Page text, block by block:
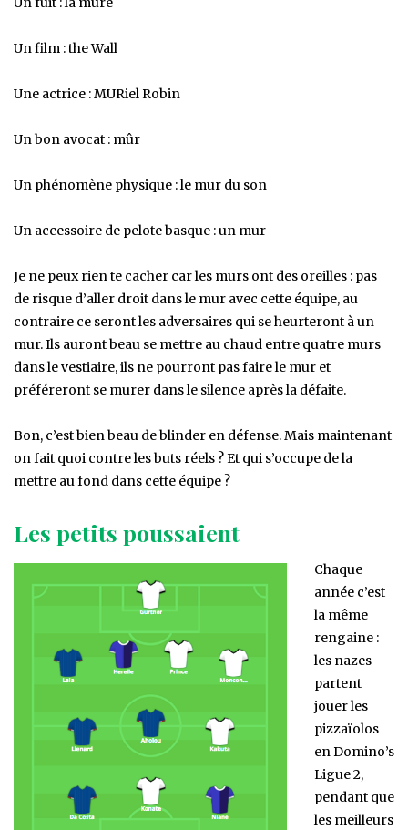
Un film : the Wall
Une actrice : MURiel Robin
Un bon avocat : mûr
Un phénomène physique : le mur du son
Un accessoire de pelote basque : un mur
Je ne peux rien te cacher car les murs ont des oreilles : pas
de risque d’aller droit dans le mur avec cette équipe, au
contraire ce seront les adversaires qui se heurteront à un
mur. Ils auront beau se mettre au chaud entre quatre murs
dans le vestiaire, ils ne pourront pas faire le mur et
préféreront se murer dans le silence après la défaite.
Bon, c’est bien beau de blinder en défense. Mais maintenant
on fait quoi contre les buts réels ? Et qui s’occupe de la
mettre au fond dans cette équipe ?
Les petits poussaient
Chaque
année c’est
la même
rengaine :
les nazes
partent
jouer les
pizzaïolos
en Domino’s
Ligue 2,
pendant que
les meilleurs